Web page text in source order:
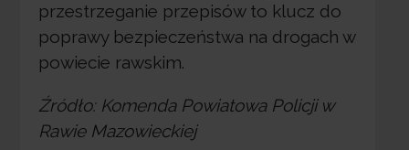
przestrzeganie przepisów to klucz do
poprawy bezpieczeństwa na drogach w
powiecie rawskim.
Źródło: Komenda Powiatowa Policji w
Rawie Mazowieckiej